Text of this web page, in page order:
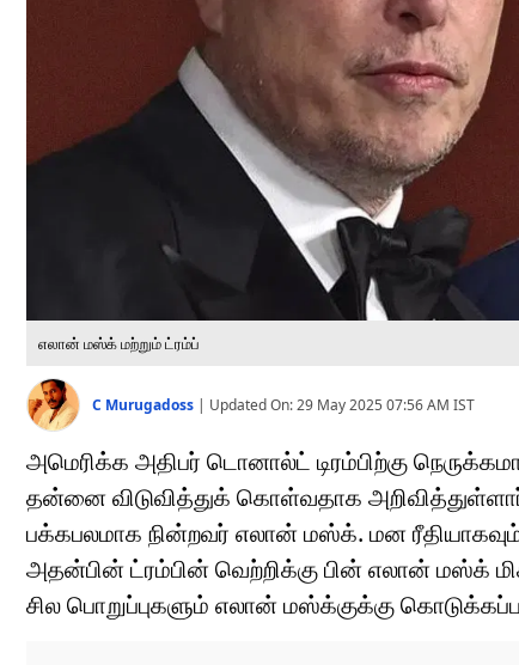
எலான் மஸ்க் மற்றும் ட்ரம்ப்
C Murugadoss | Updated On:29 May 2025 07:56 AM IST
அமெரிக்க அதிபர் டொனால்ட் டிரம்பிற்கு
தன்னை விடுவித்துக் கொள்வதாக
பக்கபலமாக நின்றவர் எலான் மஸ்க். மன
அதன்பின் ட்ரம்பின் வெற்றிக்கு பின் எலான் மஸ்க்
சில பொறுப்புகளும் எலான் மஸ்க்குக்கு